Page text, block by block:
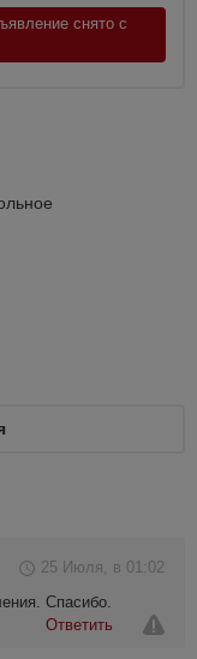
снято с
25 Июля, в 01:02
Спасибо.
Ответить